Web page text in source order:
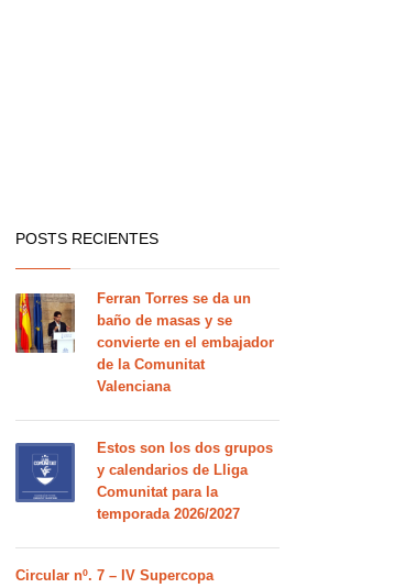
POSTS RECIENTES
Ferran Torres se da un
baño de masas y se
convierte en el embajador
de la Comunitat
Valenciana
Estos son los dos grupos
y calendarios de Lliga
Comunitat para la
temporada 2026/2027
Circular nº. 7 – IV Supercopa